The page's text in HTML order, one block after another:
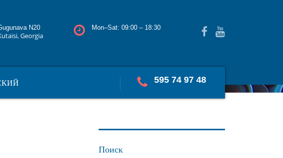
Mon–Sat: 09:00 – 18:30
N20
Georgia
595 74 97 48
Поиск